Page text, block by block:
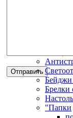
Бейджи
Брелки
"Папки